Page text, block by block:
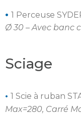
• 1 Perceuse
Ø 30 – Avec banc
Sciage
• 1 Scie à ruban
Max=280, Carré